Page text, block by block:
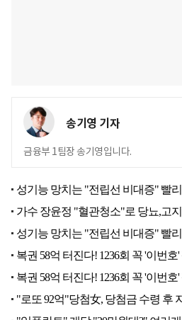
송기영 기자
금융부 1팀장 송기영입니다.